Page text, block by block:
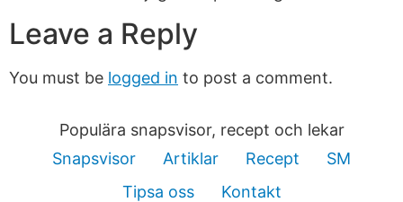
Leave a Reply
You must be logged in to post a comment.
Populära snapsvisor, recept och lekar
Snapsvisor
Artiklar Recept
SM
Tipsa oss
Kontakt